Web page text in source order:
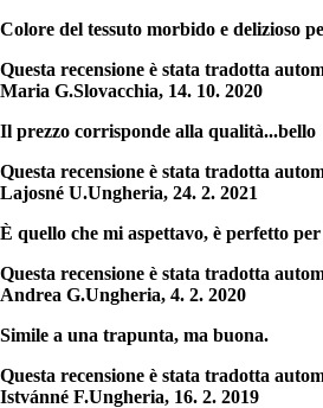
Colore del tessuto morbido e delizioso
Questa recensione è stata tradotta
Maria G.Slovacchia, 14. 10. 2020
Il prezzo corrisponde alla qualità...bello
Questa recensione è stata tradotta
Lajosné U.Ungheria, 24. 2. 2021
È quello che mi aspettavo, è perfetto per
Questa recensione è stata tradotta
Andrea G.Ungheria, 4. 2. 2020
Simile a una trapunta, ma buona.
Questa recensione è stata tradotta
Istvánné F.Ungheria, 16. 2. 2019